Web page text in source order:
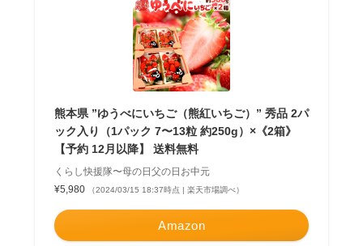
熊本県 ”ゆうべにいちご（熊紅いちご）” 秀品 2パ
ック入り（1パック 7〜13粒 約250g）×《2箱》
【予約 12月以降】 送料無料
くらし快援隊〜母の日父の日お中元
¥5,980
（2024/03/15 18:37時点 | 楽天市場調べ）
Amazon